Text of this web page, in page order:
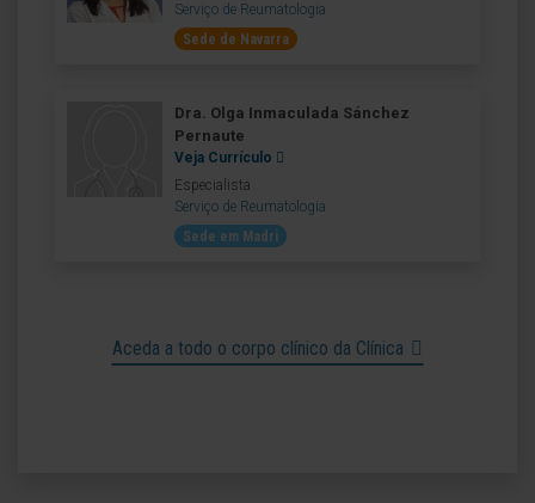
Serviço de Reumatologia
Sede de Navarra
Dra. Olga Inmaculada Sánchez
Pernaute
Veja Currículo
Especialista
Serviço de Reumatologia
Sede em Madri
Aceda a todo o corpo clínico da Clínica